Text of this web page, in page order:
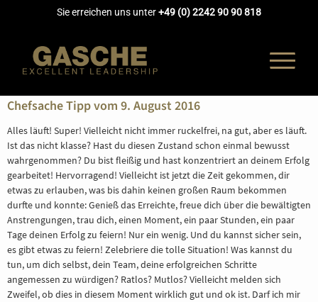
Sie erreichen uns unter+49 (0) 2242 90 90 818
Chefsache Tipp vom 9. August 2016
Alles läuft! Super! Vielleicht nicht immer ruckelfrei, na gut, aber es läuft.
Ist das nicht klasse? Hast du diesen Zustand schon einmal bewusst
wahrgenommen? Du bist fleißig und hast konzentriert an deinem Erfolg
gearbeitet! Hervorragend! Vielleicht ist jetzt die Zeit gekommen, dir
etwas zu erlauben, was bis dahin keinen großen Raum bekommen
durfte und konnte: Genieß das Erreichte, freue dich über die bewältigten
Anstrengungen, trau dich, einen Moment, ein paar Stunden, ein paar
Tage deinen Erfolg zu feiern! Nur ein wenig. Und du kannst sicher sein,
es gibt etwas zu feiern! Zelebriere die tolle Situation! Was kannst du
tun, um dich selbst, dein Team, deine erfolgreichen Schritte
angemessen zu würdigen? Ratlos? Mutlos? Vielleicht melden sich
Zweifel, ob dies in diesem Moment wirklich gut und ok ist. Darf ich mir
COACHING
AKADEMIE